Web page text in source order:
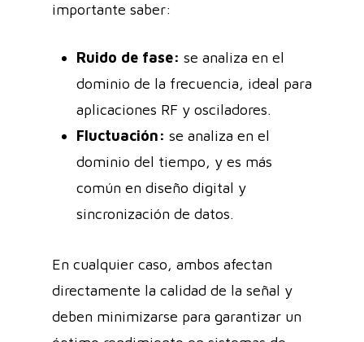
importante saber:
Ruido de fase: se analiza en el
dominio de la frecuencia, ideal para
aplicaciones RF y osciladores.
Fluctuación: se analiza en el
dominio del tiempo, y es más
común en diseño digital y
sincronización de datos.
En cualquier caso, ambos afectan
directamente la calidad de la señal y
deben minimizarse para garantizar un